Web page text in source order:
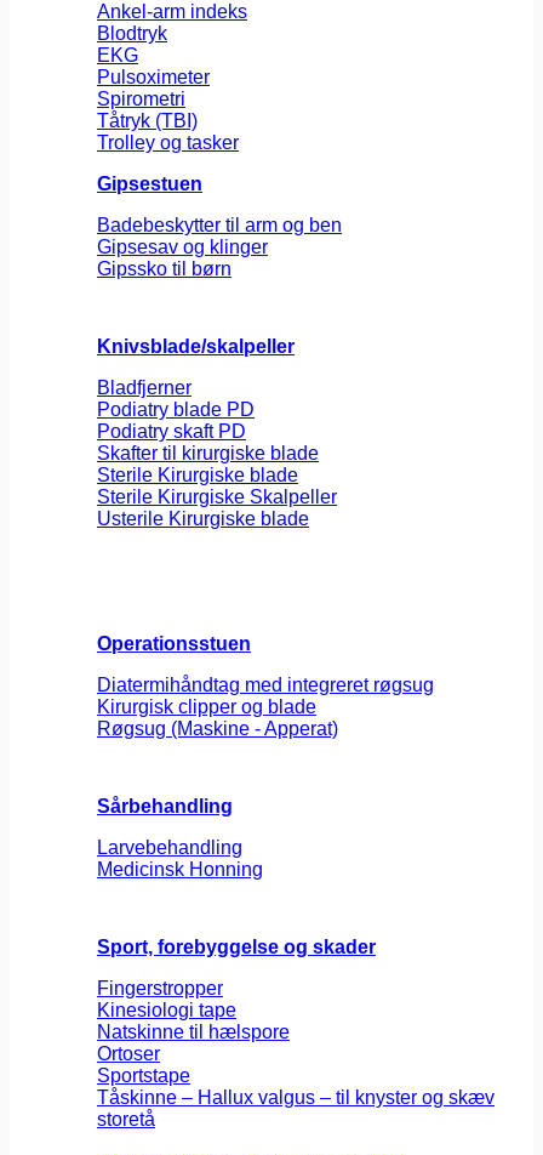
Ankel-arm indeks
Blodtryk
EKG
Pulsoximeter
Spirometri
Tåtryk (TBI)
Trolley og tasker
Gipsestuen
Badebeskytter til arm og ben
Gipsesav og klinger
Gipssko til børn
Knivsblade/skalpeller
Bladfjerner
Podiatry blade PD
Podiatry skaft PD
Skafter til kirurgiske blade
Sterile Kirurgiske blade
Sterile Kirurgiske Skalpeller
Usterile Kirurgiske blade
Operationsstuen
Diatermihåndtag med integreret røgsug
Kirurgisk clipper og blade
Røgsug (Maskine - Apperat)
Sårbehandling
Larvebehandling
Medicinsk Honning
Sport, forebyggelse og skader
Fingerstropper
Kinesiologi tape
Natskinne til hælspore
Ortoser
Sportstape
Tåskinne – Hallux valgus – til knyster og skæv
storetå